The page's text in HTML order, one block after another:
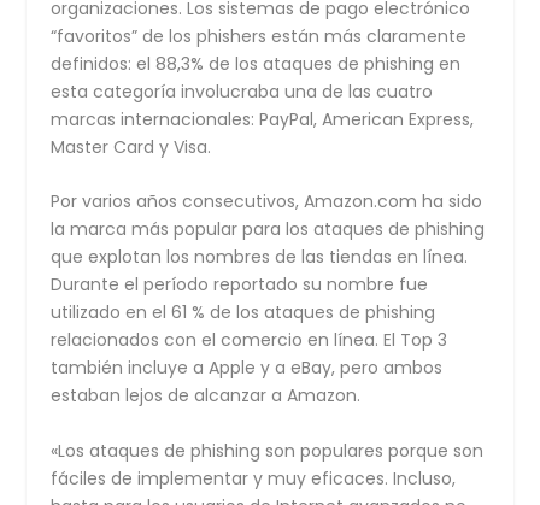
organizaciones. Los sistemas de pago electrónico
“favoritos” de los phishers están más claramente
definidos: el 88,3% de los ataques de phishing en
esta categoría involucraba una de las cuatro
marcas internacionales: PayPal, American Express,
Master Card y Visa.
Por varios años consecutivos, Amazon.com ha sido
la marca más popular para los ataques de phishing
que explotan los nombres de las tiendas en línea.
Durante el período reportado su nombre fue
utilizado en el 61 % de los ataques de phishing
relacionados con el comercio en línea. El Top 3
también incluye a Apple y a eBay, pero ambos
estaban lejos de alcanzar a Amazon.
«Los ataques de phishing son populares porque son
fáciles de implementar y muy eficaces. Incluso,